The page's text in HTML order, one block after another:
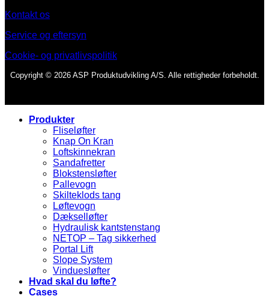
Kontakt os
Service og eftersyn
Cookie- og privatlivspolitik
Copyright © 2026 ASP Produktudvikling A/S. Alle rettigheder forbeholdt.
Produkter
Fliseløfter
Knap On Kran
Loftskinnekran
Sandafretter
Blokstensløfter
Pallevogn
Skilteklods tang
Løftevogn
Dækselløfter
Hydraulisk kantstenstang
NETOP – Tag sikkerhed
Portal Lift
Slope System
Vinduesløfter
Hvad skal du løfte?
Cases